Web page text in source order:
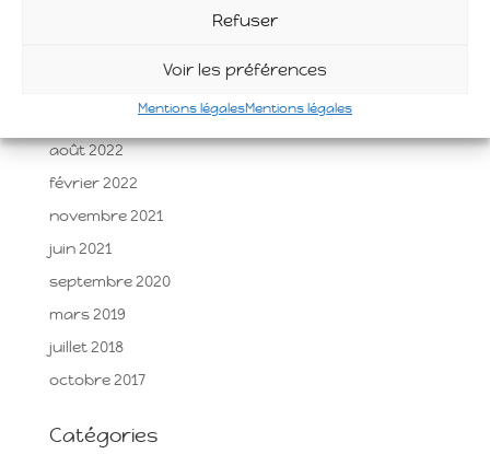
Refuser
Voir les préférences
Mentions légalesMentions légales
décembre 2022
août 2022
février 2022
novembre 2021
juin 2021
septembre 2020
mars 2019
juillet 2018
octobre 2017
Catégories